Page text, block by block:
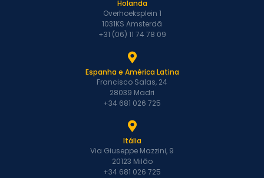
Holanda
Overhoeksplein 1
1031KS Amsterdã
+31 (06) 11 74 78 09
Espanha e América Latina
Francisco Salas, 24
28039 Madri
+34 681 026 725
Itália
Via Giuseppe Mazzini, 9
20123 Milão
+34 681 026 725